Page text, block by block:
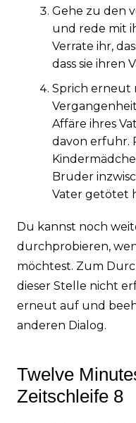
Gehe zu den
und rede mit
Verrate ihr,
dass sie ihren
Sprich erneut
Affäre ihres
davon erfuhr.
Bruder
Vater getötet
Du kannst noch
durchprobieren,
möchtest. Zum
dieser Stelle nicht
erneut auf und
anderen Dialog.
Twelve
Zeitschleife 8